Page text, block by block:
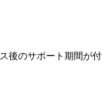
後のサポート期間が付